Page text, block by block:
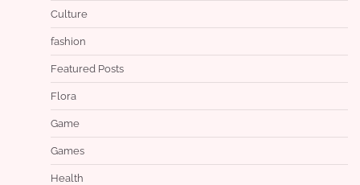
Culture
fashion
Featured Posts
Flora
Game
Games
Health